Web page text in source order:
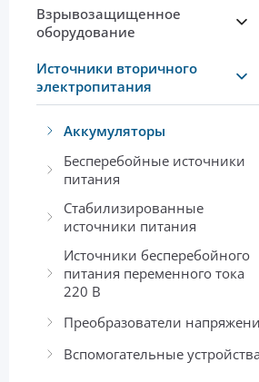
Взрывозащищенное
оборудование
Источники вторичного
электропитания
Аккумуляторы
Бесперебойные источники
питания
Стабилизированные
источники питания
Источники бесперебойного
питания переменного тока
220 В
Преобразователи
Вспомогательные